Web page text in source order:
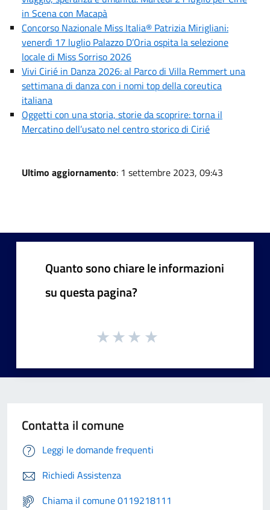
in Scena con Macapà
Concorso Nazionale Miss Italia® Patrizia Mirigliani:
venerdì 17 luglio Palazzo D’Oria ospita la selezione
locale di Miss Sorriso 2026
Vivi Cirié in Danza 2026: al Parco di Villa Remmert una
settimana di danza con i nomi top della coreutica
italiana
Oggetti con una storia, storie da scoprire: torna il
Mercatino dell’usato nel centro storico di Cirié
Ultimo aggiornamento: 1 settembre 2023, 09:43
Quanto sono chiare le informazioni
su questa pagina?
Contatta il comune
Leggi le domande frequenti
Richiedi Assistenza
Chiama il comune 0119218111